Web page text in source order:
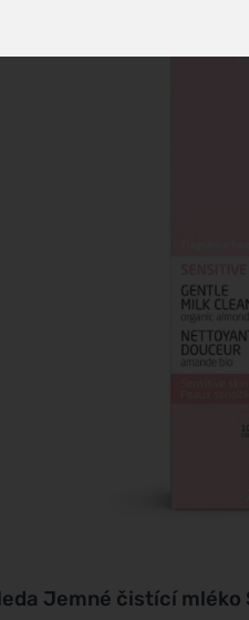
Jemné čistící mléko